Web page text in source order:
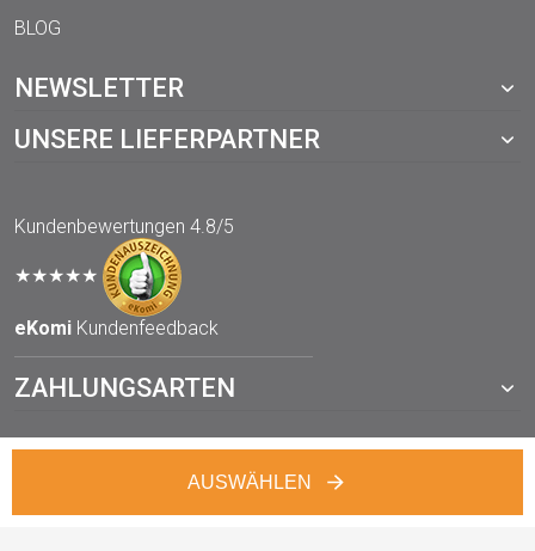
AUSWÄHLEN
BLOG
NEWSLETTER
UNSERE LIEFERPARTNER
Kundenbewertungen 4.8/5
★★★★★
eKomi Kundenfeedback
ZAHLUNGSARTEN